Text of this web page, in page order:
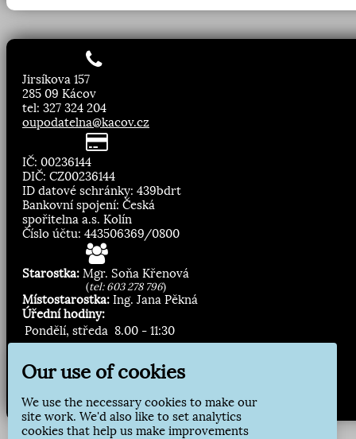
Jirsíkova 157
285 09 Kácov
tel: 327 324 204
oupodatelna@kacov.cz
IČ: 00236144
DIČ: CZ00236144
ID datové schránky: 439bdrt
Bankovní spojení: Česká
spořitelna a.s. Kolín
Číslo účtu: 443506369/0800
Starostka: Mgr. Soňa Křenová
(tel: 603 278 796)
Místostarostka: Ing. Jana Pěkná
Úřední hodiny:
Pondělí, středa 8.00 - 11:30
Přihlásit odběr
Our use of cookies
We use the necessary cookies to make our
site work. We'd also like to set analytics
cookies that help us make improvements